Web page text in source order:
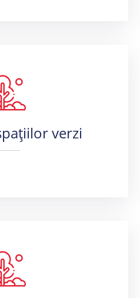
verzi